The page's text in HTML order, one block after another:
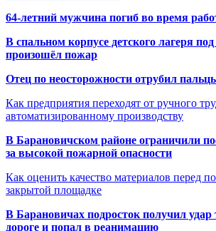
64-летний мужчина погиб во время
В спальном корпусе детского лагеря
произошёл пожар
Отец по неосторожности отрубил
Как предприятия переходят от ручного
автоматизированному производству
В Барановичском районе ограничили
за высокой пожарной опасности
Как оценить качество материалов перед
закрытой площадке
В Барановичах подросток получил удар
дороге и попал в реанимацию